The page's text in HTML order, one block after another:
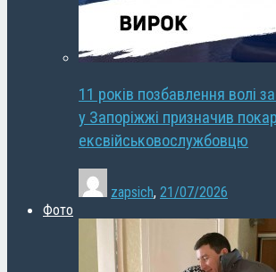
11 років позбавлення волі
у Запоріжжі призначив
ексвійськовослужбовцю
zapsich, 21/07/2026
Фото